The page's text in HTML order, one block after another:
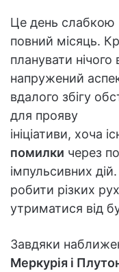
Це день слабкою
повний місяць.
планувати
напружений
вдалого збігу
для прояву
ініціативи, хоча
помилки через
імпульсивних
робити різких
утриматися від
Завдяки
Меркурія і